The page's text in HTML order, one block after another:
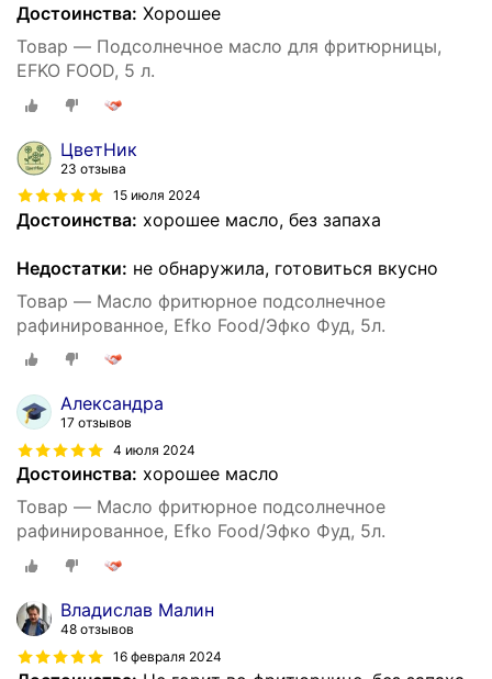
Достоинства: Хорошее
Товар — Подсолнечное масло для фритюрницы,
EFKO FOOD, 5 л.
ЦветНик
23 отзыва
15 июля 2024
Достоинства: хорошее масло, без запаха
Недостатки: не обнаружила, готовиться вкусно
Товар — Масло фритюрное подсолнечное
рафинированное, Efko Food/Эфко Фуд, 5л.
Александра
17 отзывов
4 июля 2024
Достоинства: хорошее масло
Товар — Масло фритюрное подсолнечное
рафинированное, Efko Food/Эфко Фуд, 5л.
Владислав Малин
48 отзывов
16 февраля 2024